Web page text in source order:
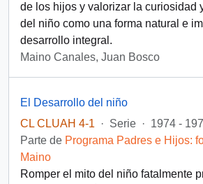
de los hijos y valorizar la curiosidad
del niño como una forma natural e
desarrollo integral.
Maino Canales, Juan Bosco
El Desarrollo del niño
CL CLUAH 4-1
· Serie · 1974 -
Parte de Programa Padres e Hijos:
Maino
Romper el mito del niño fatalmente